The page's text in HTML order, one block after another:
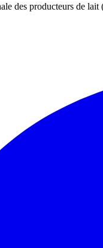
des producteurs de